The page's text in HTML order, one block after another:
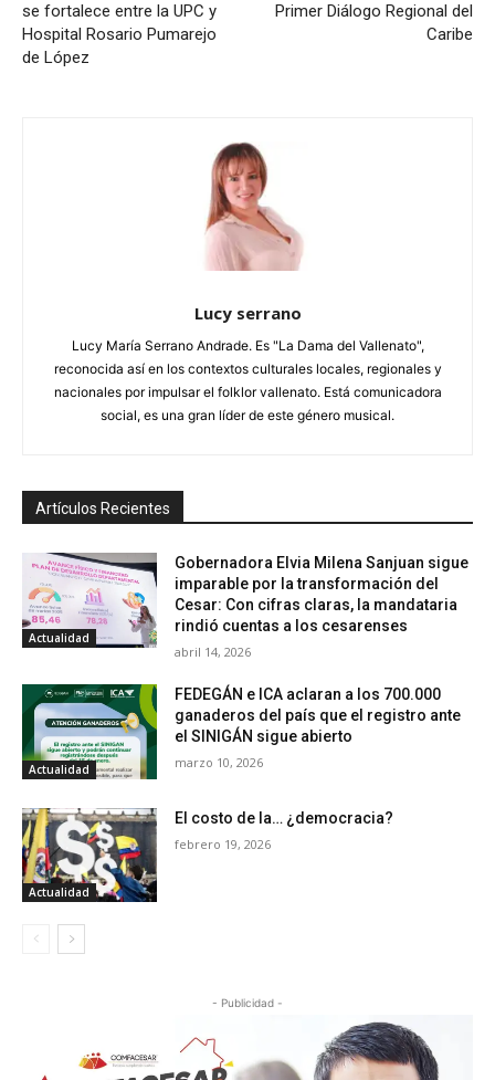
se fortalece entre la UPC y
Hospital Rosario Pumarejo
de López
Primer Diálogo Regional del
Caribe
Lucy serrano
Lucy María Serrano Andrade. Es "La Dama del Vallenato",
reconocida así en los contextos culturales locales, regionales y
nacionales por impulsar el folklor vallenato. Está comunicadora
social, es una gran líder de este género musical.
Artículos Recientes
Actualidad
Gobernadora Elvia Milena Sanjuan sigue
imparable por la transformación del
Cesar: Con cifras claras, la mandataria
rindió cuentas a los cesarenses
abril 14, 2026
Actualidad
FEDEGÁN e ICA aclaran a los 700.000
ganaderos del país que el registro ante
el SINIGÁN sigue abierto
marzo 10, 2026
Actualidad
El costo de la… ¿democracia?
febrero 19, 2026
- Publicidad -